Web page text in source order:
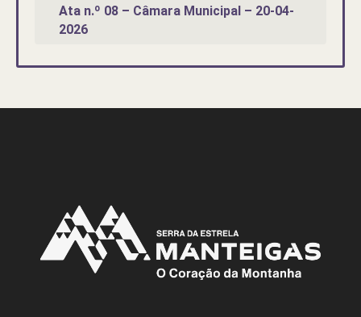
Ata n.º 08 – Câmara Municipal – 20-04-
2026